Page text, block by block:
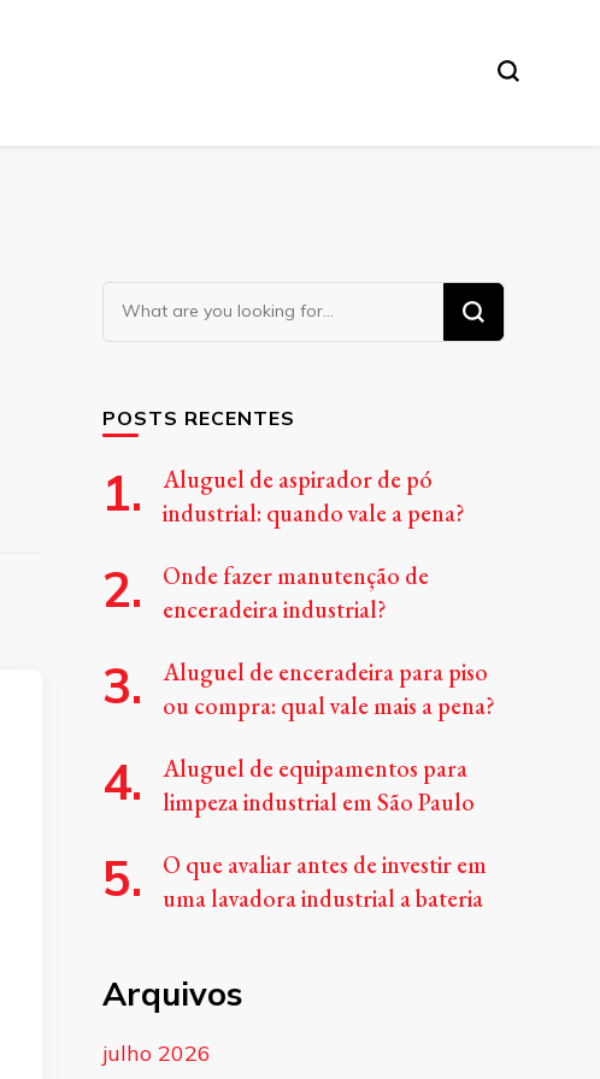
Looking
for
POSTS RECENTES
Aluguel de aspirador de pó
industrial: quando vale a pena?
Onde fazer manutenção de
enceradeira industrial?
Aluguel de enceradeira para piso
ou compra: qual vale mais a pena?
Aluguel de equipamentos para
limpeza industrial em São Paulo
O que avaliar antes de investir em
uma lavadora industrial a bateria
Arquivos
julho 2026